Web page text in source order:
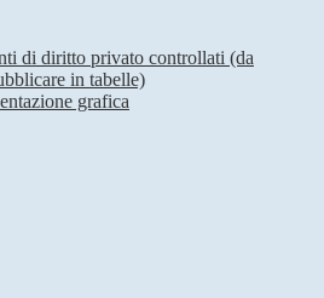
di diritto privato controllati (da
in tabelle)
grafica